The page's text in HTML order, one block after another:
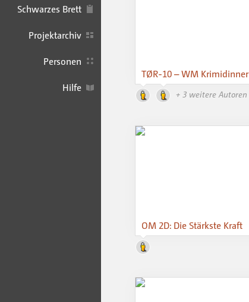
Schwarzes Brett
Projektarchiv
Personen
Hilfe
TØR-10 – WM Krimidinner
+ 3 weitere Autoren
OM 2D: Die Stärkste Kraft